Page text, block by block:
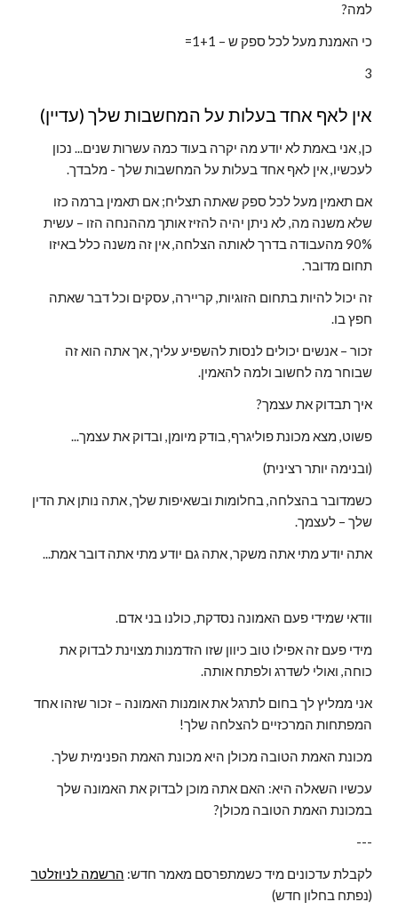
למה?
כי האמנת מעל לכל ספק ש – 1+1=
3
אין לאף אחד בעלות על המחשבות שלך (עדיין)
לעכשיו, אין לאף אחד בעלות על המחשבות שלך - מלבדך.
תחום מדובר.
חפץ בו.
שבוחר מה לחשוב ולמה להאמין.
איך תבדוק את עצמך?
פשוט, מצא מכונת פוליגרף, בודק מיומן, ובדוק את עצמך...
(ובנימה יותר רצינית)
שלך – לעצמך.
אתה יודע מתי אתה משקר, אתה גם יודע מתי אתה דובר אמת...
וודאי שמידי פעם האמונה נסדקת, כולנו בני אדם.
כוחה, ואולי לשדרג ולפתח אותה.
המפתחות המרכזיים להצלחה שלך!
מכונת האמת הטובה מכולן היא מכונת האמת הפנימית שלך.
במכונת האמת הטובה מכולן?
---
לקבלת עדכונים מיד כשמתפרסם מאמר חדש: הרשמה לניוזלטר
(נפתח בחלון חדש)